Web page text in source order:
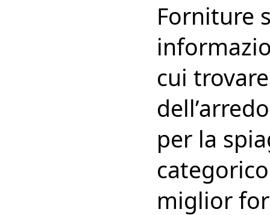
Forniture
cui
per la
miglior